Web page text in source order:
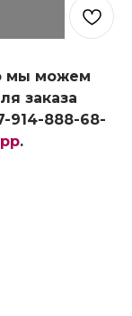
мы можем
заказа
914-888-68-
.